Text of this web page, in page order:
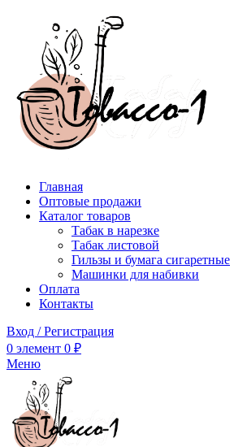
Главная
Оптовые продажи
Каталог товаров
Табак в нарезке
Табак листовой
Гильзы и бумага сигаретные
Машинки для набивки
Оплата
Контакты
Вход / Регистрация
0 элемент 0 ₽
Меню